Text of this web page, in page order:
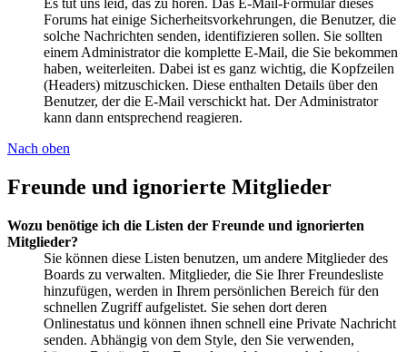
Es tut uns leid, das zu hören. Das E-Mail-Formular dieses
Forums hat einige Sicherheitsvorkehrungen, die Benutzer, die
solche Nachrichten senden, identifizieren sollen. Sie sollten
einem Administrator die komplette E-Mail, die Sie bekommen
haben, weiterleiten. Dabei ist es ganz wichtig, die Kopfzeilen
(Headers) mitzuschicken. Diese enthalten Details über den
Benutzer, der die E-Mail verschickt hat. Der Administrator
kann dann entsprechend reagieren.
Nach oben
Freunde und ignorierte Mitglieder
Wozu benötige ich die Listen der Freunde und ignorierten
Mitglieder?
Sie können diese Listen benutzen, um andere Mitglieder des
Boards zu verwalten. Mitglieder, die Sie Ihrer Freundesliste
hinzufügen, werden in Ihrem persönlichen Bereich für den
schnellen Zugriff aufgelistet. Sie sehen dort deren
Onlinestatus und können ihnen schnell eine Private Nachricht
senden. Abhängig von dem Style, den Sie verwenden,